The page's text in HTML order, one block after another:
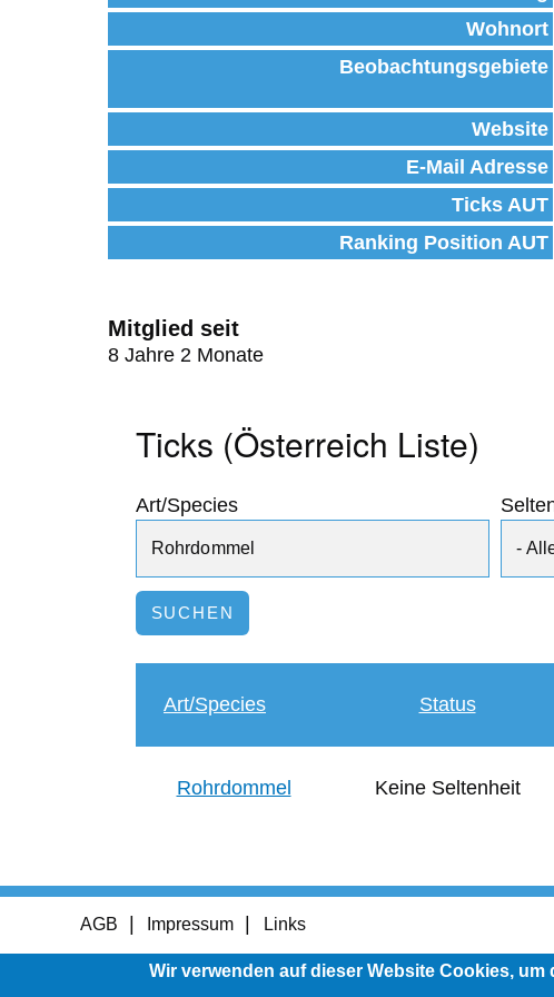
Wohnort
Beobachtungsgebiete
Website
E-Mail Adresse
Ticks AUT
Ranking Position AUT
Mitglied seit
8 Jahre 2 Monate
Ticks (Österreich Liste)
Art/Species
Art/Species Status
Rohrdommel Keine Seltenheit
Footer
menu
AGB Impressum Links
Wir verwenden auf dieser Website Cookies,